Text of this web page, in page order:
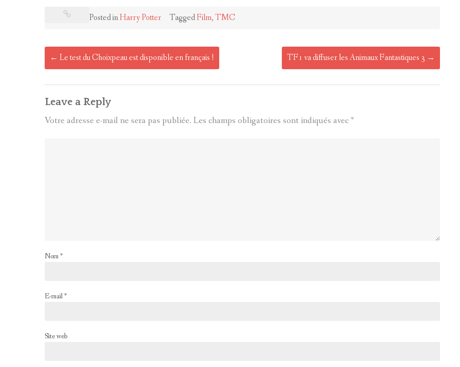
Posted inHarry Potter TaggedFilm,TMC
Post
navigation
← Le test du Choixpeau est disponible en français ! TF1 va diffuser les Animaux Fantastiques 3 →
Leave a Reply
Votre adresse e-mail ne sera pas publiée. Les champs obligatoires sont indiqués avec*
Nom*
E-mail*
Site web